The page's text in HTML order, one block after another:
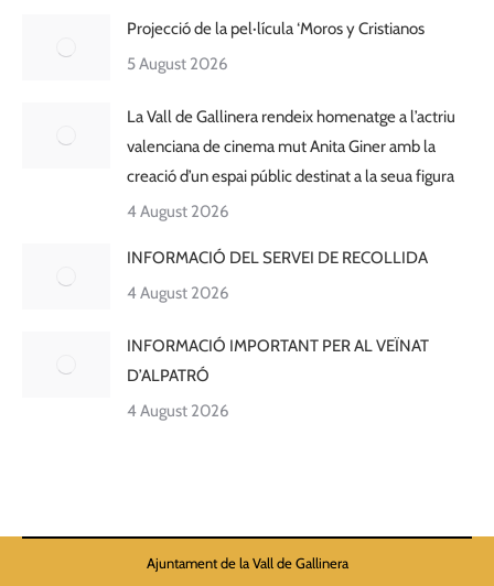
Projecció de la pel·lícula ‘Moros y Cristianos
5 August 2026
La Vall de Gallinera rendeix homenatge a l’actriu
valenciana de cinema mut Anita Giner amb la
creació d’un espai públic destinat a la seua figura
4 August 2026
INFORMACIÓ DEL SERVEI DE RECOLLIDA
4 August 2026
INFORMACIÓ IMPORTANT PER AL VEÏNAT
D’ALPATRÓ
4 August 2026
Ajuntament de la Vall de Gallinera